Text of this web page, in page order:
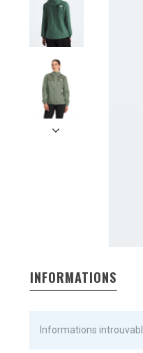
INFORMATIONS
Informations